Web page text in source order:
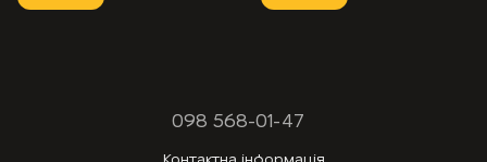
098 568-01-47
Контактна інформація